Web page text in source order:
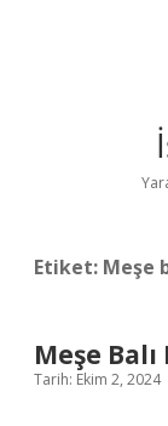
Etiket: Meşe
Meşe
Tarih: Ekim 2, 2024